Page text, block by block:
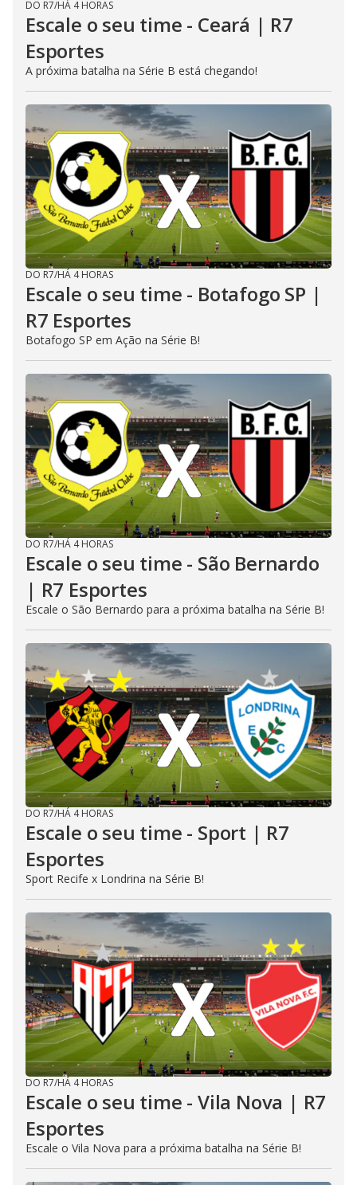
DO R7/HÁ 4 HORAS
Escale o seu time - Ceará | R7
Esportes
A próxima batalha na Série B está chegando!
DO R7/HÁ 4 HORAS
Escale o seu time - Botafogo SP |
R7 Esportes
Botafogo SP em Ação na Série B!
DO R7/HÁ 4 HORAS
Escale o seu time - São Bernardo
| R7 Esportes
Escale o São Bernardo para a próxima batalha na Série B!
DO R7/HÁ 4 HORAS
Escale o seu time - Sport | R7
Esportes
Sport Recife x Londrina na Série B!
DO R7/HÁ 4 HORAS
Escale o seu time - Vila Nova | R7
Esportes
Escale o Vila Nova para a próxima batalha na Série B!